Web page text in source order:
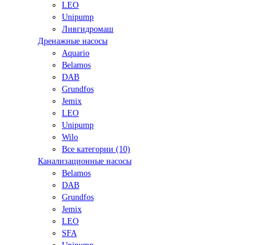
LEO
Unipump
Ливгидромаш
Дренажные насосы
Aquario
Belamos
DAB
Grundfos
Jemix
LEO
Unipump
Wilo
Все категории (10)
Канализационные насосы
Belamos
DAB
Grundfos
Jemix
LEO
SFA